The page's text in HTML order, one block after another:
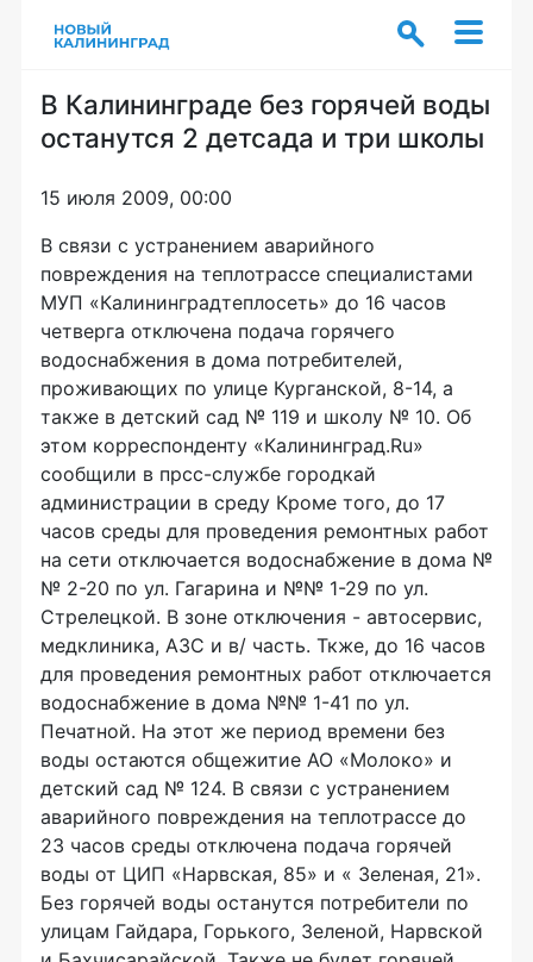
В Калининграде без горячей воды
останутся 2 детсада и три школы
15 июля 2009, 00:00
В связи с устранением аварийного
повреждения на теплотрассе специалистами
МУП «Калининградтеплосеть» до 16 часов
четверга отключена подача горячего
водоснабжения в дома потребителей,
проживающих по улице Курганской, 8-14, а
также в детский сад № 119 и школу № 10. Об
этом корреспонденту «Калининград.Ru»
сообщили в прсс-службе городкай
администрации в среду Кроме того, до 17
часов среды для проведения ремонтных работ
на сети отключается водоснабжение в дома №
№ 2-20 по ул. Гагарина и №№ 1-29 по ул.
Стрелецкой. В зоне отключения - автосервис,
медклиника, АЗС и в/ часть. Ткже, до 16 часов
для проведения ремонтных работ отключается
водоснабжение в дома №№ 1-41 по ул.
Печатной. На этот же период времени без
воды остаются общежитие АО «Молоко» и
детский сад № 124. В связи с устранением
аварийного повреждения на теплотрассе до
23 часов среды отключена подача горячей
воды от ЦИП «Нарвская, 85» и « Зеленая, 21».
Без горячей воды останутся потребители по
улицам Гайдара, Горького, Зеленой, Нарвской